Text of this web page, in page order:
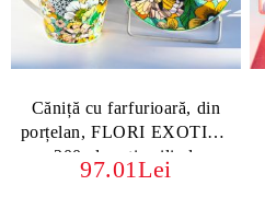
Căniță cu farfurioară, din
porțelan, FLORI EXOTICE
- 200ml, cutie cilindru
97.01Lei